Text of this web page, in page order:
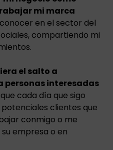
mi marca
en el sector del
compartiendo mi
el salto a
personas interesadas
que cada día que sigo
clientes que
conmigo o me
empresa o en